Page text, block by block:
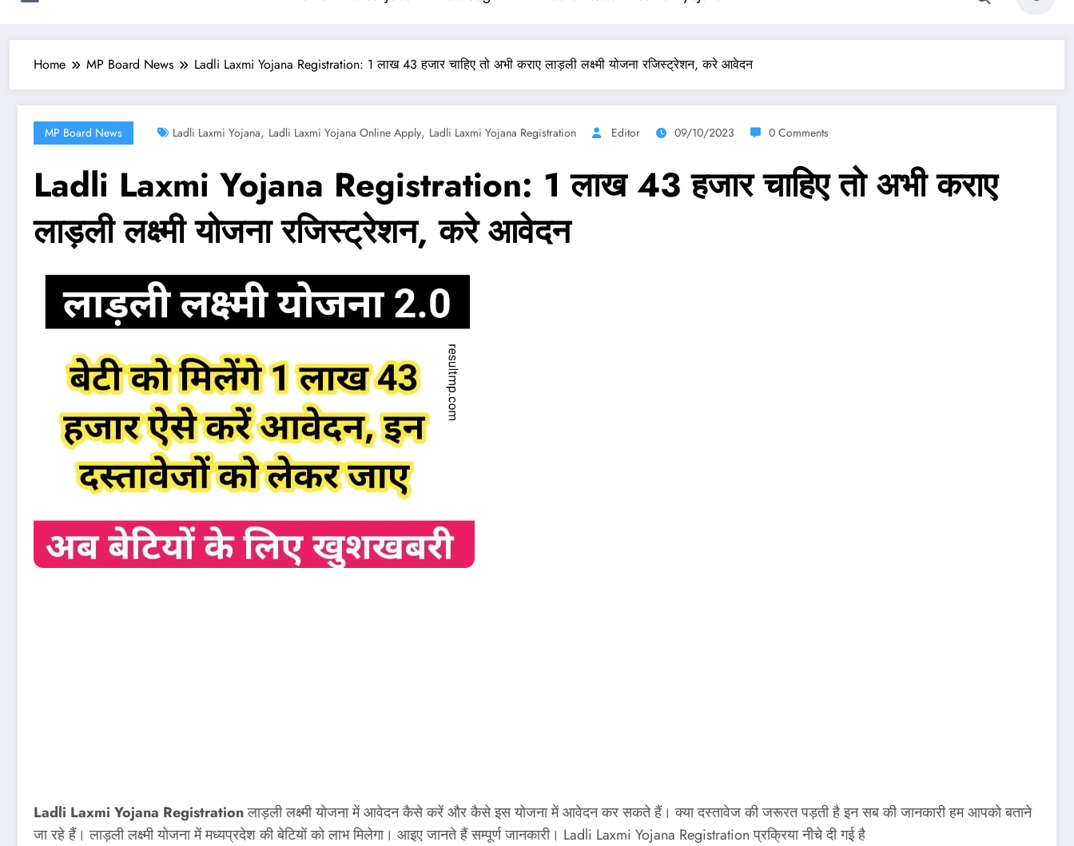
Home MP Board News Ladli Laxmi Yojana Registration: 1 लाख 43 हजार चाहिए तो अभी कराए लाड़ली लक्ष्मी योजना रजिस्ट्रेशन, करे आवेदन
MP Board News Ladli Laxmi Yojana, Ladli Laxmi Yojana Online Apply, Ladli Laxmi Yojana Registration Editor 09/10/2023 0 Comments
Ladli Laxmi Yojana Registration: 1 लाख 43 हजार चाहिए तो अभी कराए
लाड़ली लक्ष्मी योजना रजिस्ट्रेशन, करे आवेदन
Ladli Laxmi Yojana Registrationलाड़ली लक्ष्मी योजना में आवेदन कैसे करें और कैसे इस योजना में आवेदन कर सकते हैं। क्या दस्तावेज की जरूरत पड़ती है इन सब की जानकारी हम आपको बताने
जा रहे हैं। लाड़ली लक्ष्मी योजना में मध्यप्रदेश की बेटियों को लाभ मिलेगा। आइए जानते हैं सम्पूर्ण जानकारी। Ladli Laxmi Yojana Registration प्रक्रिया नीचे दी गई है